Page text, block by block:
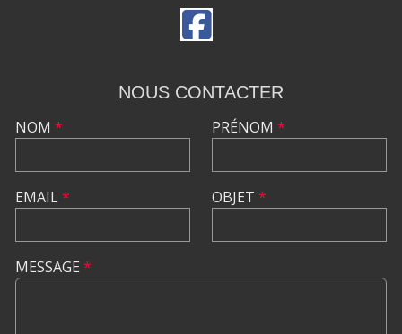
NOUS CONTACTER
NOM *
EMAIL*
PRÉNOM *
OBJET *
MESSAGE *